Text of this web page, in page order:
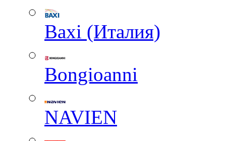
Baxi (Италия)
Вongioanni
NAVIEN